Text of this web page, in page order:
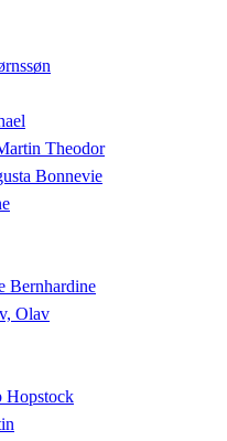
Theodor
Bonnevie
Bernhardine
Olav
Hopstock